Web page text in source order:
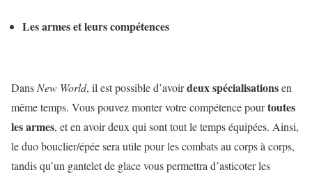
Les armes et leurs compétences
DansNew World, il est possible d’avoirdeux spécialisationsen
même temps. Vous pouvez monter votre compétence pourtoutes
les armes, et en avoir deux qui sont tout le temps équipées. Ainsi,
le duo bouclier/épée sera utile pour les combats au corps à corps,
tandis qu’un gantelet de glace vous permettra d’asticoter les